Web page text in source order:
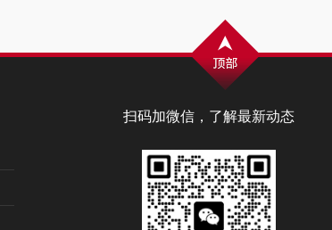
扫码加微信，了解最新动态